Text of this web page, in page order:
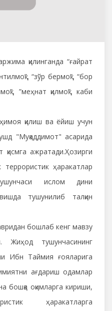
қилинганда “ғайрат
“зўр бермоқ”, “бор
”меҳнат қилмоқ”, каби
қилиш ва ёйиш учун
"Муқаддимот" асарида
ажратади.Ҳозирги
террористик ҳаракатлар
ислом дини
тушунилиб талқин
бошлаб кенг мавзу
Жиҳод тушунчасининг
Ибн Таймия ғояларига
ағдариш одамлар
бошқа оқимларга кириши,
ҳаракатларга